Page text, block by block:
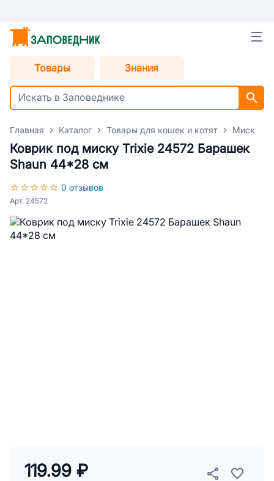
Товары Знания
Главная Каталог Товары для кошек и котят Миски
Коврик под миску Trixie 24572 Барашек
Shaun 44*28 см
0 отзывов
Арт. 24572
119.99 ₽